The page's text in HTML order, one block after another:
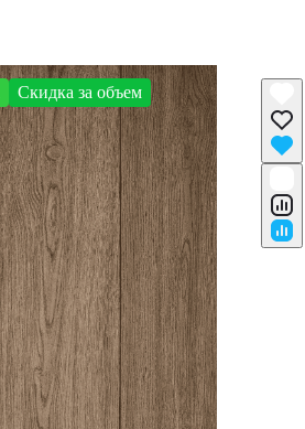
Скидка за объем